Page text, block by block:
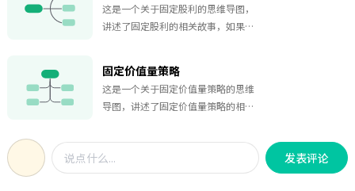
这是一个关于固定股利的思维导图，
讲述了固定股利的相关故事，如果你
固定价值量策略
这是一个关于固定价值量策略的思维
导图，讲述了固定价值量策略的相关
事感兴趣，欢迎对该思维导图收藏和
点赞~
发表评论